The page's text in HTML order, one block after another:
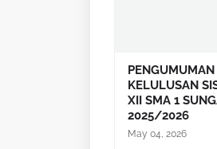
PENGUMUMAN
KELULUSAN
XII SMA 1
2025/2026
May 04, 2026